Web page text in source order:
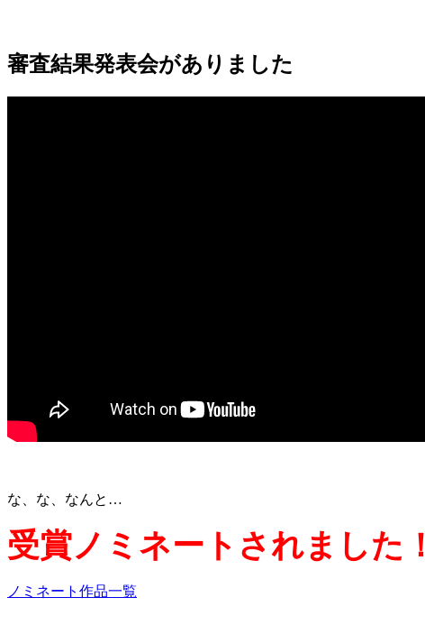
審査結果発表会がありました
な、な、なんと…
受賞ノミネートされました！
ノミネート作品一覧